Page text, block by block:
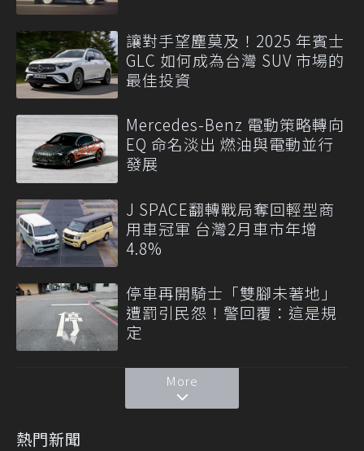
讓對手望塵莫及！2025 年賓士
GLC 如何成為台灣 SUV 市場的
最佳投資
Mercedes-Benz 電動策略轉向
EQ 命名淡出 燃油與電動並行
發展
J SPACE翻轉戰局奪回輕型商
用車冠軍 台灣2月車市年增
4.8%
停車再開騎士「雙腳未著地」
遭罰引民怨！警回覆：這是規
定
More
熱門新聞